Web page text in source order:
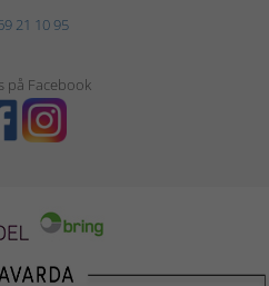
21 10 95
på Facebook